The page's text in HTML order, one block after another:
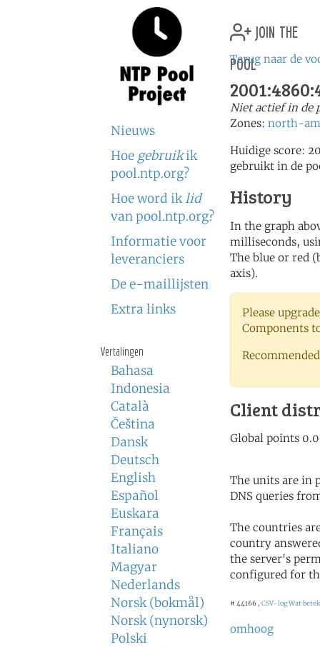
Nieuws
Hoe gebruikik
pool.ntp.org?
Hoe word iklid
van pool.ntp.org?
Informatie voor
leveranciers
De e-maillijsten
Extra links
Vertalingen
Bahasa
Indonesia
Català
Čeština
Dansk
Deutsch
English
Español
Euskara
Français
Italiano
Magyar
Nederlands
Norsk (bokmål)
Norsk (nynorsk)
Polski
join the
pool
Terug naar de
Niet actief in de
Zones: north-
Huidige score:
gebruikt in de
History
In the graph
milliseconds,
The blue or red
axis).
Please
Components
Client
The units are in
DNS queries
The countries
country
the server's
configured for
# 44166 , CSV-logWat
omhoog